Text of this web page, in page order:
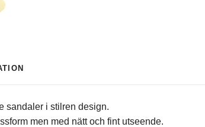
sandaler i stilren design.
men med nätt och fint utseende.